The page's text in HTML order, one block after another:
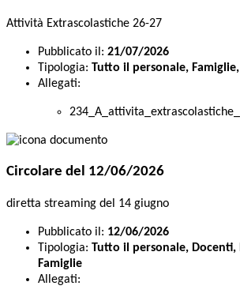
Attività Extrascolastiche 26-27
Pubblicato il: 21/07/2026
Tipologia: Tutto il personale,
Allegati:
Circolare del 12/06/2026
diretta streaming del 14 giugno
Pubblicato il: 12/06/2026
Tipologia: Tutto il personale, Docenti,
Famiglie
Allegati: